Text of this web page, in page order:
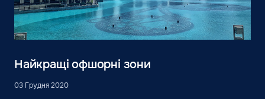
Найкращі офшорні зони
03 Грудня 2020